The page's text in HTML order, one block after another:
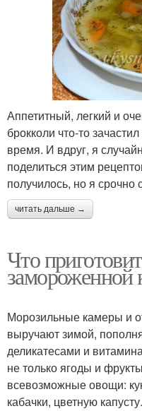
Аппетитный, легкий и
брокколи что-то
время. И вдруг, я
поделиться этим
получилось, но я срочно
читать дальше →
Что
замороженной
Морозильные камеры и
выручают зимой,
деликатесами и
не только ягоды и
всевозможные овощи:
кабачки, цветную капусту.